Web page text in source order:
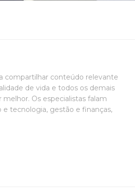
compartilhar conteúdo relevante
de vida e todos os demais
Os especialistas falam
e tecnologia, gestão e finanças,